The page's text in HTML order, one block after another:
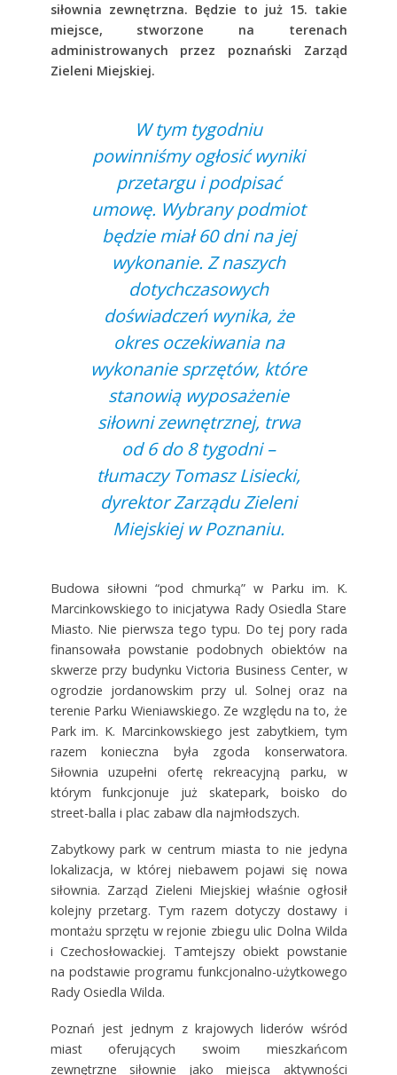
siłownia zewnętrzna. Będzie to już 15. takie
miejsce, stworzone na terenach
administrowanych przez poznański Zarząd
Zieleni Miejskiej.
W tym tygodniu
powinniśmy ogłosić wyniki
przetargu i podpisać
umowę. Wybrany podmiot
będzie miał 60 dni na jej
wykonanie. Z naszych
dotychczasowych
doświadczeń wynika, że
okres oczekiwania na
wykonanie sprzętów, które
stanowią wyposażenie
siłowni zewnętrznej, trwa
od 6 do 8 tygodni –
tłumaczy Tomasz Lisiecki,
dyrektor Zarządu Zieleni
Miejskiej w Poznaniu.
Budowa siłowni “pod chmurką” w Parku im. K.
Marcinkowskiego to inicjatywa Rady Osiedla Stare
Miasto. Nie pierwsza tego typu. Do tej pory rada
finansowała powstanie podobnych obiektów na
skwerze przy budynku Victoria Business Center, w
ogrodzie jordanowskim przy ul. Solnej oraz na
terenie Parku Wieniawskiego. Ze względu na to, że
Park im. K. Marcinkowskiego jest zabytkiem, tym
razem konieczna była zgoda konserwatora.
Siłownia uzupełni ofertę rekreacyjną parku, w
którym funkcjonuje już skatepark, boisko do
street-balla i plac zabaw dla najmłodszych.
Zabytkowy park w centrum miasta to nie jedyna
lokalizacja, w której niebawem pojawi się nowa
siłownia. Zarząd Zieleni Miejskiej właśnie ogłosił
kolejny przetarg. Tym razem dotyczy dostawy i
montażu sprzętu w rejonie zbiegu ulic Dolna Wilda
i Czechosłowackiej. Tamtejszy obiekt powstanie
na podstawie programu funkcjonalno-użytkowego
Rady Osiedla Wilda.
Poznań jest jednym z krajowych liderów wśród
miast oferujących swoim mieszkańcom
zewnętrzne siłownie jako miejsca aktywności